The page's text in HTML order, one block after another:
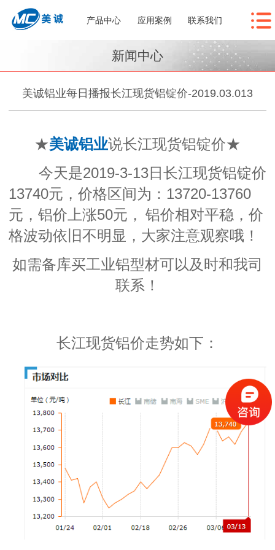
产品中心 应用案例 联系我们
新闻中心
美诚铝业每日播报长江现货铝锭价-2019.03.013
★美诚铝业说长江现货铝锭价★
今天是2019-3-13日长江现货铝锭价
13740元，价格区间为：13720-13760
元，铝价 上涨50元 ， 铝价相对平稳，价
格波动依旧不明显，大家注意观察哦！
如需备库买工业铝型材可以及时和我司
联系！
长江现货铝价走势如下：